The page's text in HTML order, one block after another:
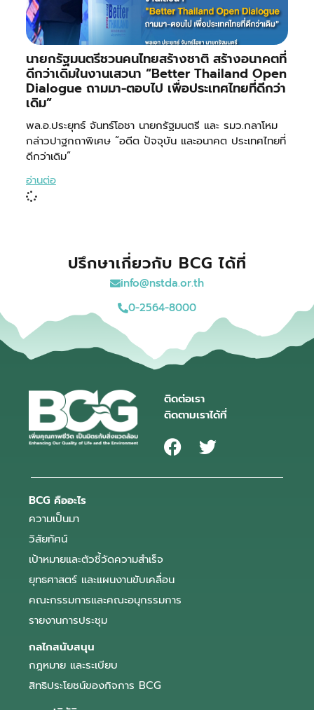
นายกรัฐมนตรีชวนคนไทยสร้างชาติ สร้างอนาคตที่
ดีกว่าเดิมในงานเสวนา “Better Thailand Open
Dialogue ถามมา-ตอบไป เพื่อประเทศไทยที่ดีกว่า
เดิม”
พล.อ.ประยุทธ์ จันทร์โอชา นายกรัฐมนตรี และ รมว.กลาโหม
กล่าวปาฐกถาพิเศษ “อดีต ปัจจุบัน และอนาคต ประเทศไทยที่
ดีกว่าเดิม”
อ่านต่อ
ปรึกษาเกี่ยวกับ BCG ได้ที่
info@nstda.or.th
0-2564-8000
ติดต่อเรา
ติดตามเราได้ที่
BCG คืออะไร
ความเป็นมา
วิสัยทัศน์
เป้าหมายและตัวชี้วัดความสำเร็จ
ยุทธศาสตร์ และแผนงานขับเคลื่อน
คณะกรรมการและคณะอนุกรรมการ
รายงานการประชุม
กลไกสนับสนุน
กฎหมาย และระเบียบ
สิทธิประโยชน์ของกิจการ BCG